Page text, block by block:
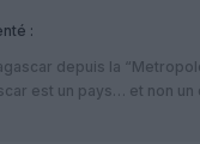
:
depuis la
est un pays… et non un